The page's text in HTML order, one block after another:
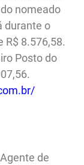
nomeado
durante o
R$ 8.576,58.
Posto do
de